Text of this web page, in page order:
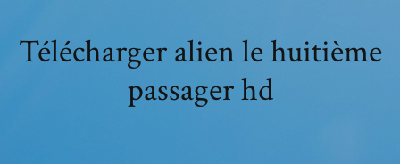
Télécharger alien le huitième
passager hd